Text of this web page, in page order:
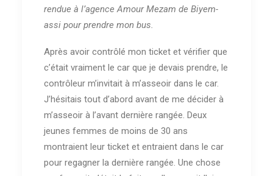
rendue à l’agence Amour Mezam de Biyem-
assi pour prendre mon bus.
Après avoir contrôlé mon ticket et vérifier que
c’était vraiment le car que je devais prendre, le
contrôleur m’invitait à m’asseoir dans le car.
J’hésitais tout d’abord avant de me décider à
m’asseoir à l’avant dernière rangée. Deux
jeunes femmes de moins de 30 ans
montraient leur ticket et entraient dans le car
pour regagner la dernière rangée. Une chose